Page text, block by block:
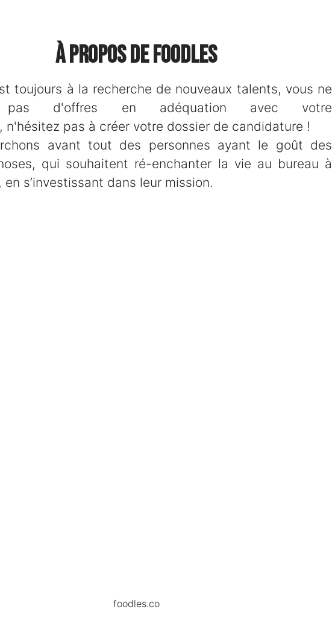
À propos de Foodles
toujours à la recherche de nouveaux talents, vous ne
pas d'offres en adéquation avec votre
n'hésitez pas à créer votre dossier de candidature !
avant tout des personnes ayant le goût des
qui souhaitent ré-enchanter la vie au bureau à
s’investissant dans leur mission.
foodles.co